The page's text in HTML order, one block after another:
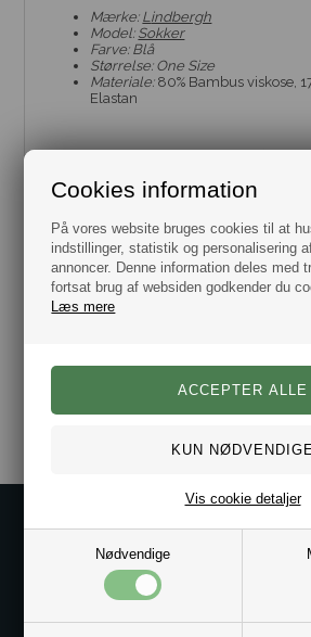
Cookies information
På vores website bruges cookies til at
indstillinger, statistik og personalisering
annoncer. Denne information deles med
fortsat brug af websiden godkender du
Læs mere
Nødvendige
Vis cookie detaljer
Mærke: Lindbergh
Model: Sokker
Farve: Blå
Størrelse: One Size
Materiale: 80% Bambus viskose,
Elastan
1020-991098-BLU-4047
Kontakt os på